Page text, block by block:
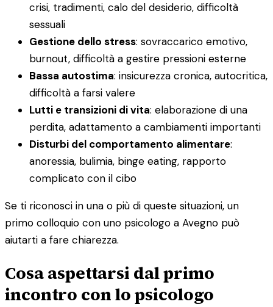
crisi, tradimenti, calo del desiderio, difficoltà
sessuali
Gestione dello stress: sovraccarico emotivo,
burnout, difficoltà a gestire pressioni esterne
Bassa autostima: insicurezza cronica, autocritica,
difficoltà a farsi valere
Lutti e transizioni di vita: elaborazione di una
perdita, adattamento a cambiamenti importanti
Disturbi del comportamento alimentare:
anoressia, bulimia, binge eating, rapporto
complicato con il cibo
Se ti riconosci in una o più di queste situazioni, un
primo colloquio con uno psicologo a Avegno può
aiutarti a fare chiarezza.
Cosa aspettarsi dal primo
incontro con lo psicologo